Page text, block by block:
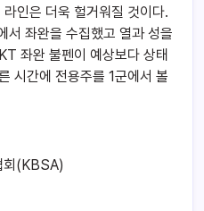
인은 더욱 헐거워질 것이다.
서 좌완을 수집했고 열과 성을
좌완 불펜이 예상보다 상태
시간에 전용주를 1군에서 볼
회(KBSA)